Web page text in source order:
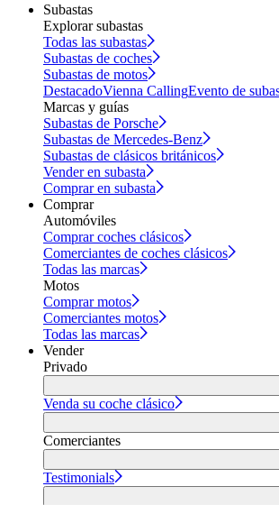
Subastas
Explorar subastas
Todas las subastas
Subastas de coches
Subastas de motos
DestacadoVienna CallingEvento de
Marcas y guías
Subastas de Porsche
Subastas de Mercedes-Benz
Subastas de clásicos británicos
Vender en subasta
Comprar en subasta
Comprar
Automóviles
Comprar coches clásicos
Comerciantes de coches clásicos
Todas las marcas
Motos
Comprar motos
Comerciantes motos
Todas las marcas
Vender
Privado
Venda su coche clásico
Comerciantes
Testimonials